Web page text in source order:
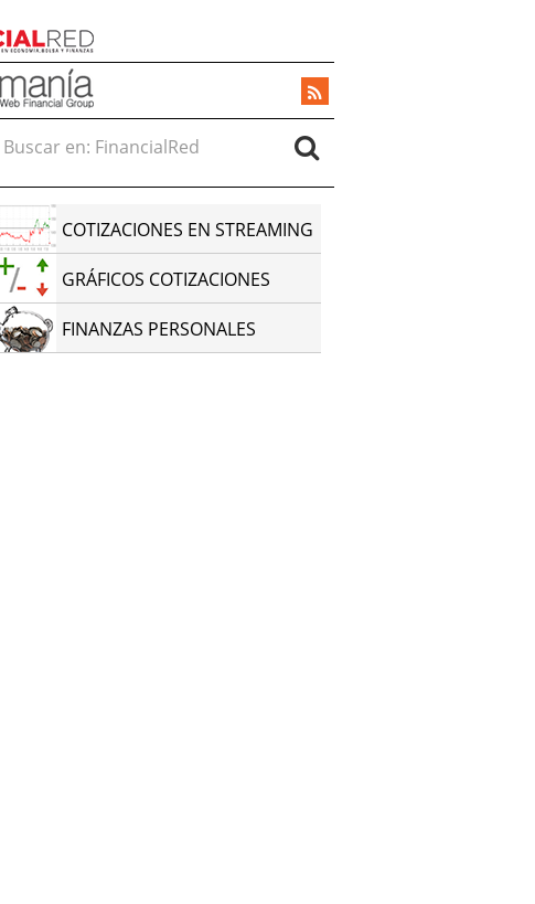
Buscar en:
COTIZACIONES EN STREAMING
GRÁFICOS COTIZACIONES
FINANZAS PERSONALES